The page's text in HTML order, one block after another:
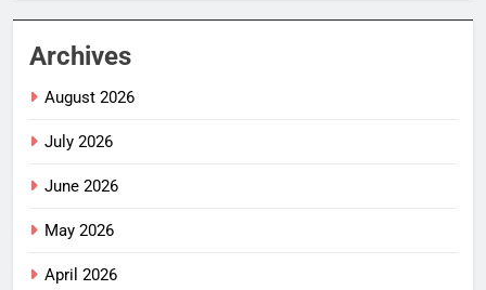
Archives
August 2026
July 2026
June 2026
May 2026
April 2026